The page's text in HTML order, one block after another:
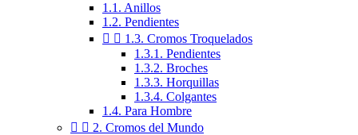
1.1. Anillos
1.2. Pendientes
  1.3. Cromos Troquelados
1.3.1. Pendientes
1.3.2. Broches
1.3.3. Horquillas
1.3.4. Colgantes
1.4. Para Hombre
  2. Cromos del Mundo